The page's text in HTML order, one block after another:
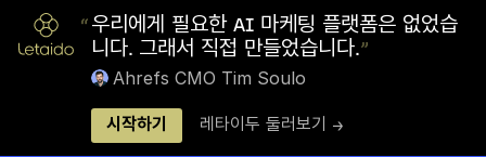
“ 우리에게 필요한 AI 마케팅 플랫폼은 없었습
니다. 그래서 직접 만들었습니다.”
Ahrefs CMO Tim Soulo
시작하기 레타이두 둘러보기 →